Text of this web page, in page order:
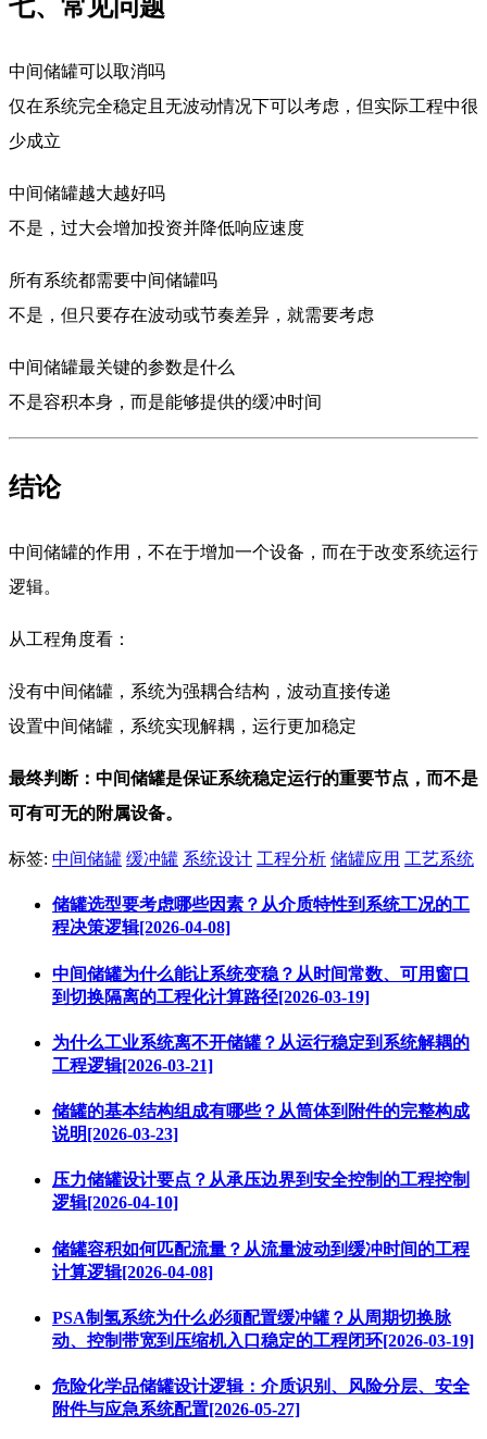
七、常见问题
中间储罐可以取消吗
仅在系统完全稳定且无波动情况下可以考虑，但实际工程中很
少成立
中间储罐越大越好吗
不是，过大会增加投资并降低响应速度
所有系统都需要中间储罐吗
不是，但只要存在波动或节奏差异，就需要考虑
中间储罐最关键的参数是什么
不是容积本身，而是能够提供的缓冲时间
结论
中间储罐的作用，不在于增加一个设备，而在于改变系统运行
逻辑。
从工程角度看：
没有中间储罐，系统为强耦合结构，波动直接传递
设置中间储罐，系统实现解耦，运行更加稳定
最终判断：中间储罐是保证系统稳定运行的重要节点，而不是
可有可无的附属设备。
标签: 中间储罐 缓冲罐 系统设计 工程分析 储罐应用 工艺系统
储罐选型要考虑哪些因素？从介质特性到系统工况的工
程决策逻辑[2026-04-08]
中间储罐为什么能让系统变稳？从时间常数、可用窗口
到切换隔离的工程化计算路径[2026-03-19]
为什么工业系统离不开储罐？从运行稳定到系统解耦的
工程逻辑[2026-03-21]
储罐的基本结构组成有哪些？从筒体到附件的完整构成
说明[2026-03-23]
压力储罐设计要点？从承压边界到安全控制的工程控制
逻辑[2026-04-10]
储罐容积如何匹配流量？从流量波动到缓冲时间的工程
计算逻辑[2026-04-08]
PSA制氢系统为什么必须配置缓冲罐？从周期切换脉
动、控制带宽到压缩机入口稳定的工程闭环[2026-03-19]
危险化学品储罐设计逻辑：介质识别、风险分层、安全
附件与应急系统配置[2026-05-27]